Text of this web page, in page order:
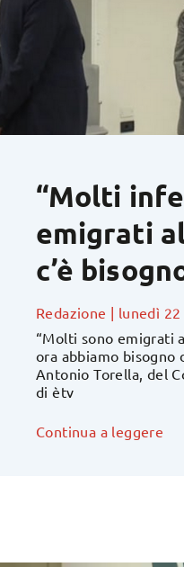
“Molti
emigrati
c’è
Redazione | lunedì 22
“Molti sono emigrati
ora abbiamo bisogno
Antonio Torella, del
di ètv
Continua a leggere